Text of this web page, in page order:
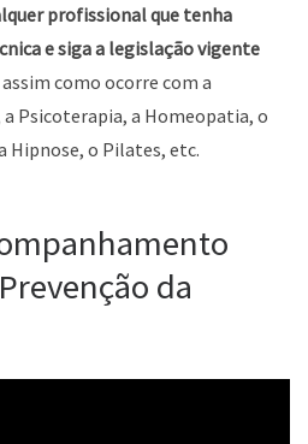
profissional que tenha
e siga a legislação vigente
assim como ocorre com a
Psicoterapia, a Homeopatia, o
Hipnose, o Pilates, etc.
da